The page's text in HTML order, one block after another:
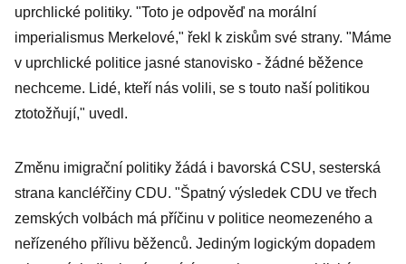
uprchlické politiky. "Toto je odpověď na morální
imperialismus Merkelové," řekl k ziskům své strany. "Máme
v uprchlické politice jasné stanovisko - žádné běžence
nechceme. Lidé, kteří nás volili, se s touto naší politikou
ztotožňují," uvedl.
Změnu imigrační politiky žádá i bavorská CSU, sesterská
strana kancléřčiny CDU. "Špatný výsledek CDU ve třech
zemských volbách má příčinu v politice neomezeného a
neřízeného přílivu běženců. Jediným logickým dopadem